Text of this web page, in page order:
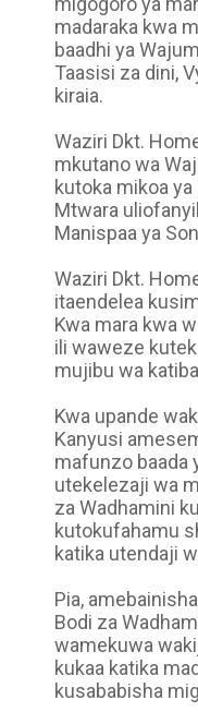
madaraka kwa
baadhi ya
Taasisi za dini,
kiraia.
Waziri Dkt.
mkutano wa
kutoka mikoa
Mtwara
Manispaa ya
Waziri Dkt.
itaendelea
Kwa mara kwa
ili waweze
mujibu wa
Kwa upande
Kanyusi
mafunzo baada
utekelezaji wa
za Wadhamini
kutokufahamu
katika utendaji
Pia,
Bodi za
wamekuwa
kukaa katika
kusababisha